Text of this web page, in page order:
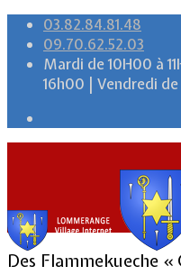
03.82.84.81.48
09.70.62.52.03
Mardi de 10H00 à
16h00 | Vendredi de
Des Flammekueche «